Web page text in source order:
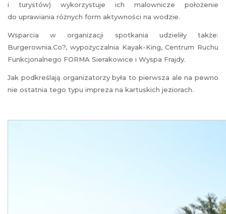
i turystów) wykorzystuje ich malownicze położenie
do uprawiania różnych form aktywności na wodzie.
Wsparcia w organizacji spotkania udzieliły także:
Burgerownia.Co?, wypożyczalnia Kayak-King, Centrum Ruchu
Funkcjonalnego FORMA Sierakowice i Wyspa Frajdy.
Jak podkreślają organizatorzy była to pierwsza ale na pewno
nie ostatnia tego typu impreza na kartuskich jeziorach.